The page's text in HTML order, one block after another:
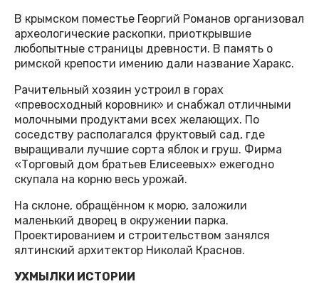
В крымском поместье Георгий Романов организовал
археологические раскопки, приоткрывшие
любопытные страницы древности. В память о
римской крепости имению дали название Харакс.
Рачительный хозяин устроил в горах
«превосходный коровник» и снабжал отличными
молочными продуктами всех желающих. По
соседству располагался фруктовый сад, где
выращивали лучшие сорта яблок и груш. Фирма
«Торговый дом братьев Елисеевых» ежегодно
скупала на корню весь урожай.
На склоне, обращённом к морю, заложили
маленький дворец в окружении парка.
Проектированием и строительством занялся
ялтинский архитектор Николай Краснов.
УХМЫЛКИ ИСТОРИИ